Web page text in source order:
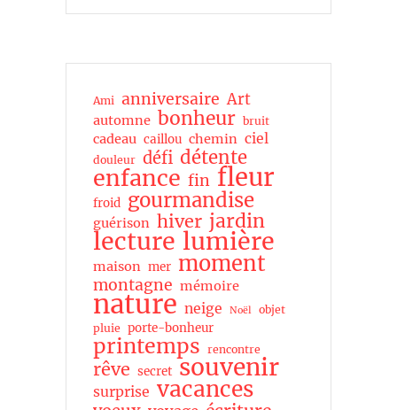
Ami anniversaire Art
automne bonheur bruit
cadeau caillou chemin ciel
douleur défi détente
enfance fin fleur
froid gourmandise
guérison hiver jardin
lecture lumière
maison mer moment
montagne mémoire
nature neige Noël
objet
pluie porte-bonheur
printemps rencontre
rêve secret souvenir
surprise vacances